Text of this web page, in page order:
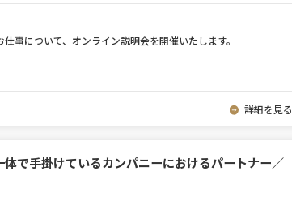
事について、オンライン説明会を開催いたします。
詳細を見る
で手掛けているカンパニーにおけるパートナー／